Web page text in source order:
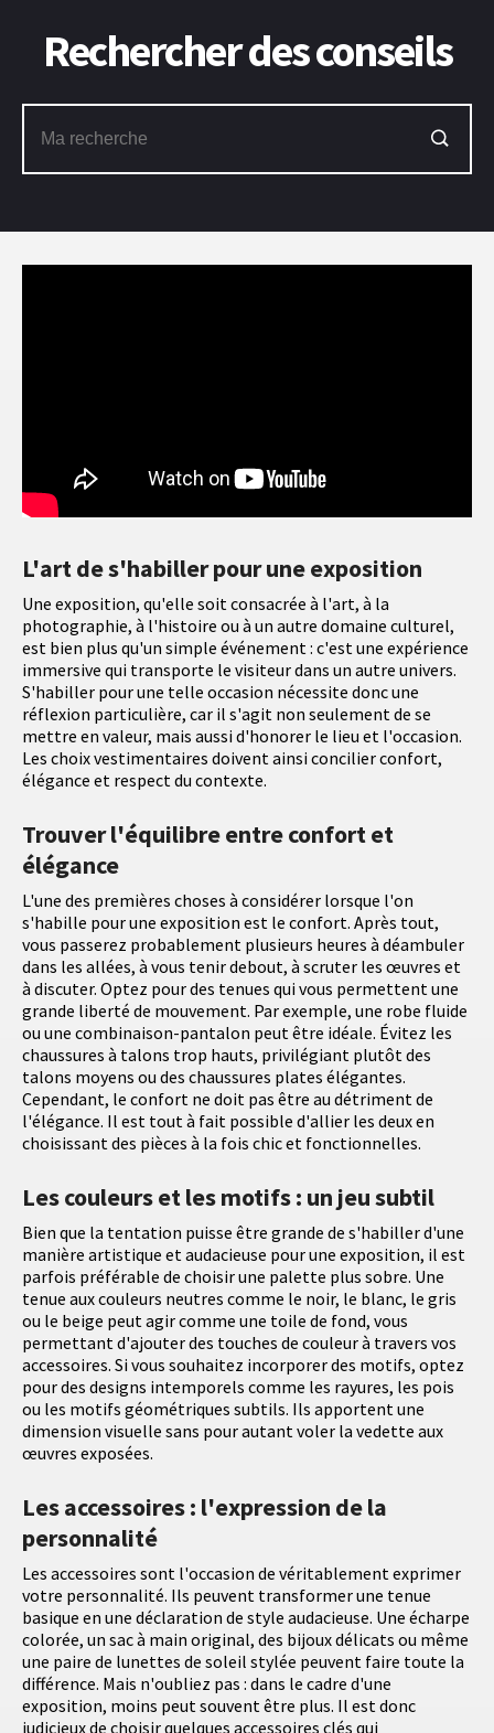
L'art de s'habiller pour une exposition
Une exposition, qu'elle soit consacrée à l'art, à la
photographie, à l'histoire ou à un autre domaine culturel,
est bien plus qu'un simple événement : c'est une expérience
immersive qui transporte le visiteur dans un autre univers.
S'habiller pour une telle occasion nécessite donc une
réflexion particulière, car il s'agit non seulement de se
mettre en valeur, mais aussi d'honorer le lieu et l'occasion.
Les choix vestimentaires doivent ainsi concilier confort,
élégance et respect du contexte.
Trouver l'équilibre entre confort et
élégance
L'une des premières choses à considérer lorsque l'on
s'habille pour une exposition est le confort. Après tout,
vous passerez probablement plusieurs heures à déambuler
dans les allées, à vous tenir debout, à scruter les œuvres et
à discuter. Optez pour des tenues qui vous permettent une
grande liberté de mouvement. Par exemple, une robe fluide
ou une combinaison-pantalon peut être idéale. Évitez les
chaussures à talons trop hauts, privilégiant plutôt des
talons moyens ou des chaussures plates élégantes.
Cependant, le confort ne doit pas être au détriment de
l'élégance. Il est tout à fait possible d'allier les deux en
choisissant des pièces à la fois chic et fonctionnelles.
Les couleurs et les motifs : un jeu subtil
Bien que la tentation puisse être grande de s'habiller d'une
manière artistique et audacieuse pour une exposition, il est
parfois préférable de choisir une palette plus sobre. Une
tenue aux couleurs neutres comme le noir, le blanc, le gris
ou le beige peut agir comme une toile de fond, vous
permettant d'ajouter des touches de couleur à travers vos
accessoires. Si vous souhaitez incorporer des motifs, optez
pour des designs intemporels comme les rayures, les pois
ou les motifs géométriques subtils. Ils apportent une
dimension visuelle sans pour autant voler la vedette aux
œuvres exposées.
Les accessoires : l'expression de la
personnalité
Les accessoires sont l'occasion de véritablement exprimer
votre personnalité. Ils peuvent transformer une tenue
basique en une déclaration de style audacieuse. Une écharpe
colorée, un sac à main original, des bijoux délicats ou même
une paire de lunettes de soleil stylée peuvent faire toute la
différence. Mais n'oubliez pas : dans le cadre d'une
exposition, moins peut souvent être plus. Il est donc
judicieux de choisir quelques accessoires clés qui
Rechercher des conseils